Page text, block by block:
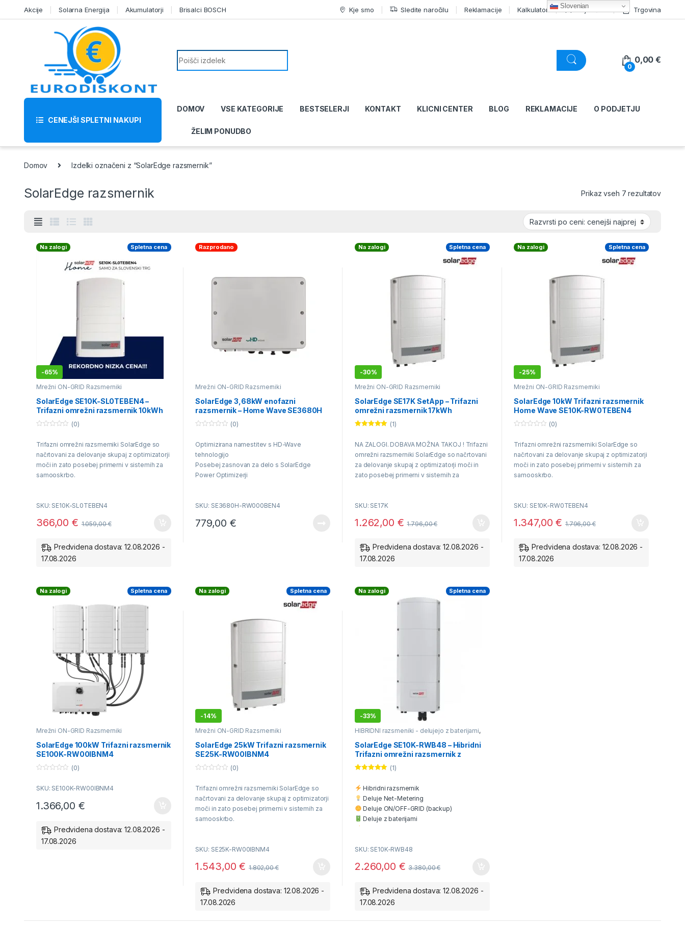
Skip to navigation
Akcije Solarna Energija Akumulatorji Brisalci BOSCH Kje smo Sledite naročilu Reklamacije Kalkulator Moj račun Trgovina
Search for:
0
0,00€
CENEJŠI SPLETNI NAKUPI
DOMOV VSE KATEGORIJE BESTSELERJI KONTAKT KLICNI CENTER BLOG REKLAMACIJE O PODJETJU
ŽELIM PONUDBO
Domov Izdelki označeni z “SolarEdge razsmernik”
SolarEdge razsmernik Prikaz vseh 7 rezultatov
Na zalogi
-65%
Spletna cena
Mrežni ON-GRID Razsmerniki
SolarEdge SE10K-SL0TEBEN4 –
Trifazni omrežni razsmernik 10kWh
u
o
f
5
(0)
Trifazni omrežni razsmerniki SolarEdge so
načrtovani za delovanje skupaj z optimizatorji
moči in zato posebej primerni v sistemih za
samooskrbo.
Delovanje skupaj z optimizatorji SE
Garancija 12 let
SKU: SE10K-SL0TEBEN4
366,00€ 1.059,00€
Predvidena dostava: 12.08.2026 -
17.08.2026
Razprodano
Mrežni ON-GRID Razsmerniki
SolarEdge 3,68kW enofazni
razsmernik – Home Wave SE3680H
u
o
f
5
(0)
Optimizirana namestitev s HD-Wave
tehnologijo
Posebej zasnovan za delo s SolarEdge
Power Optimizerji
Hiter in enostaven zagon neposredno preko
SetApp
SKU: SE3680H-RW000BEN4
779,00 €
Na zalogi
-30%
Spletna cena
Mrežni ON-GRID Razsmerniki
SolarEdge SE17K SetApp – Trifazni
omrežni razsmernik 17kWh
(1)
NA ZALOGI. DOBAVA MOŽNA TAKOJ ! Trifazni
omrežni razsmerniki SolarEdge so načrtovani
za delovanje skupaj z optimizatorji moči in
zato posebej primerni v sistemih za
Nazivna moč 17000VA
Največji izkoristek 98%
Garancija 12 let
SKU: SE17K
1.262,00 € 1.796,00€
Predvidena dostava: 12.08.2026 -
17.08.2026
Na zalogi
-25%
Spletna cena
Mrežni ON-GRID Razsmerniki
SolarEdge 10kW Trifazni razsmernik
Home Wave SE10K-RW0TEBEN4
u
o
f
5
(0)
Trifazni omrežni razsmerniki SolarEdge so
načrtovani za delovanje skupaj z optimizatorji
moči in zato posebej primerni v sistemih za
samooskrbo.
Garancija 12 let
SKU: SE10K-RW0TEBEN4
1.347,00€ 1.796,00€
Predvidena dostava: 12.08.2026 -
17.08.2026
Na zalogi Spletna cena
Mrežni ON-GRID Razsmerniki
SolarEdge 100kW Trifazni razsmernik
SE100K-RW00IBNM4
u
(0)
SKU: SE100K-RW00IBNM4
1.366,00 €
Predvidena dostava: 12.08.2026 -
17.08.2026
Na zalogi
-14%
Spletna cena
Mrežni ON-GRID Razsmerniki
SolarEdge 25kW Trifazni razsmernik
SE25K-RW00IBNM4
u
o
f
5
(0)
Trifazni omrežni razsmerniki SolarEdge so
načrtovani za delovanje skupaj z optimizatorji
moči in zato posebej primerni v sistemih za
samooskrbo.
Garancija 12 let
SKU: SE25K-RW00IBNM4
1.543,00€ 1.802,00€
Predvidena dostava: 12.08.2026 -
17.08.2026
Na zalogi
-33%
Spletna cena
HIBRIDNI razsmeniki - delujejo z baterijami,
Mrežni ON-GRID Razsmerniki
SolarEdge SE10K-RWB48 – Hibridni
Trifazni omrežni razsmernik z
rezervnim napajanjem
(1)
Hibridni razsmernik
Deluje Net-Metering
Deluje ON/OFF-GRID (backup)
Deluje z baterijami
Nočno delovanje iz baterij
SKU: SE10K-RWB48
2.260,00 € 3.380,00€
Predvidena dostava: 12.08.2026 -
17.08.2026
Slovenian